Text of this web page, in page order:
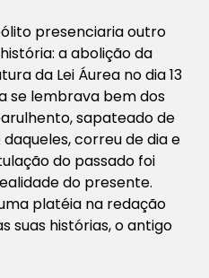
presenciaria outro
a abolição da
da Lei Áurea no dia 13
se lembrava bem dos
sapateado de
correu de dia e
do passado foi
do presente.
platéia na redação
suas histórias, o antigo